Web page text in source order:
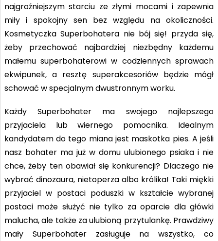
najgroźniejszym starciu ze złymi mocami i zapewnia
miły i spokojny sen bez względu na okoliczności.
Kosmetyczka Superbohatera nie bój się! przyda się,
żeby przechować najbardziej niezbędny każdemu
małemu superbohaterowi w codziennych sprawach
ekwipunek, a resztę superakcesoriów będzie mógł
schować w specjalnym dwustronnym worku.
Każdy Superbohater ma swojego najlepszego
przyjaciela lub wiernego pomocnika. Idealnym
kandydatem do tego miana jest maskotka pies. A jeśli
nasz bohater ma już w domu ulubionego psiaka i nie
chce, żeby ten obawiał się konkurencji? Dlaczego nie
wybrać dinozaura, nietoperza albo królika! Taki miękki
przyjaciel w postaci poduszki w kształcie wybranej
postaci może służyć nie tylko za oparcie dla główki
malucha, ale także za ulubioną przytulankę. Prawdziwy
mały Superbohater zasługuje na wszystko, co